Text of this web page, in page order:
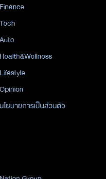
Finance
Tech
Auto
Health&Wellness
Lifestyle
Opinion
นโยบายการเป็นส่วนตัว